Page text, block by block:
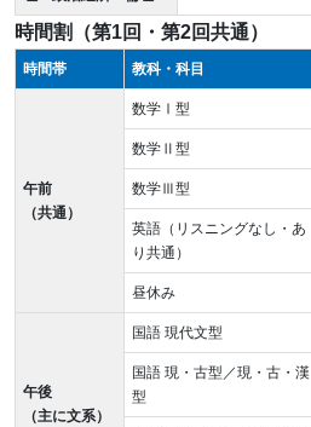
時間割（第1回・第2回共通）
時間帯 教科・科目
午前
（共通）
数学Ⅰ型
数学Ⅱ型
数学Ⅲ型
英語（リスニングなし・あ
り共通）
昼休み
午後
（主に文系）
国語 現代文型
国語 現・古型／現・古・漢
型